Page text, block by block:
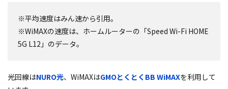
※平均速度はみん速から引用。
※WiMAXの速度は、ホームルーターの「Speed Wi-Fi HOME
5G L12」のデータ。
光回線はNURO光、WiMAXはGMOとくとくBB WiMAXを利用して